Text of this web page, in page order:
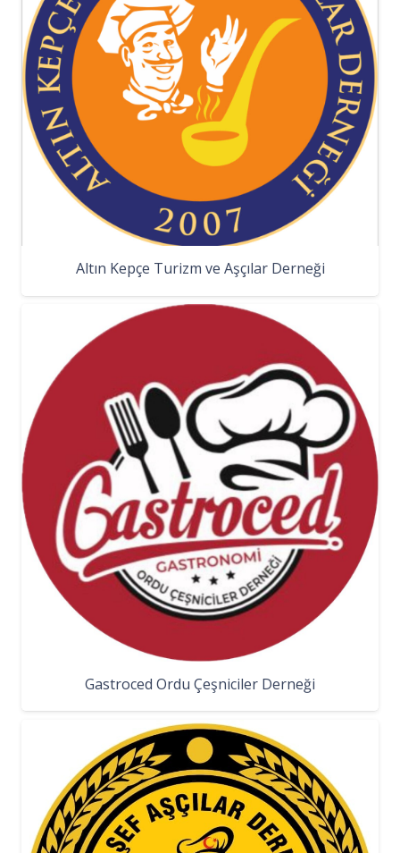
Altın Kepçe Turizm ve Aşçılar Derneği
Gastroced Ordu Çeşniciler Derneği